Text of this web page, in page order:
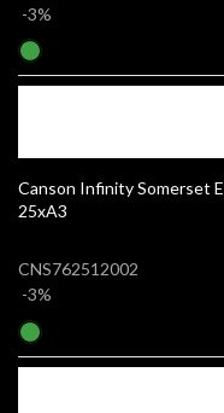
-3%
Canson Infinity Somerset
25xA3
CNS762512002
-3%